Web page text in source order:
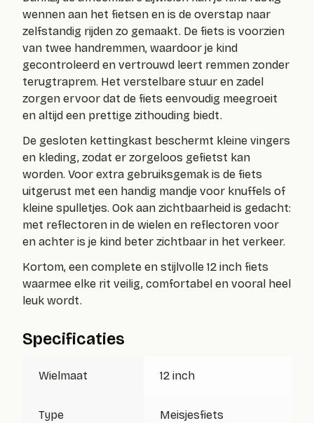
wennen aan het fietsen en is de overstap naar
zelfstandig rijden zo gemaakt. De fiets is voorzien
van twee handremmen, waardoor je kind
gecontroleerd en vertrouwd leert remmen zonder
terugtraprem. Het verstelbare stuur en zadel
zorgen ervoor dat de fiets eenvoudig meegroeit
en altijd een prettige zithouding biedt.
De gesloten kettingkast beschermt kleine vingers
en kleding, zodat er zorgeloos gefietst kan
worden. Voor extra gebruiksgemak is de fiets
uitgerust met een handig mandje voor knuffels of
kleine spulletjes. Ook aan zichtbaarheid is gedacht:
met reflectoren in de wielen en reflectoren voor
en achter is je kind beter zichtbaar in het verkeer.
Kortom, een complete en stijlvolle 12 inch fiets
waarmee elke rit veilig, comfortabel en vooral heel
leuk wordt.
Specificaties
Wielmaat 12 inch
Type Meisjesfiets